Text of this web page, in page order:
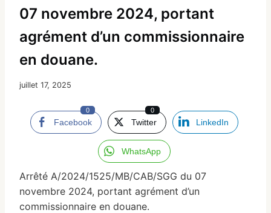
07 novembre 2024, portant
agrément d’un commissionnaire
en douane.
juillet 17, 2025
Facebook
0
Twitter
0
LinkedIn
WhatsApp
Arrêté A/2024/1525/MB/CAB/SGG du 07
novembre 2024, portant agrément d’un
commissionnaire en douane.